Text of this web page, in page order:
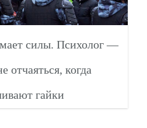
силы. Психолог —
отчаяться, когда
гайки